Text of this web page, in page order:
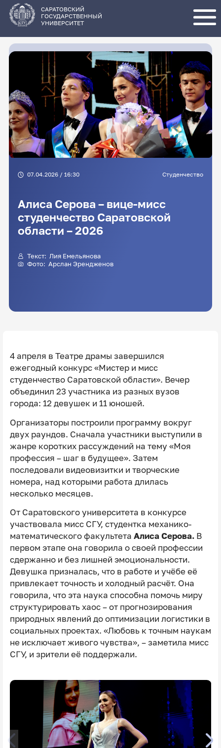
основному
содержанию
САРАТОВСКИЙ
ГОСУДАРСТВЕННЫЙ
УНИВЕРСИТЕТ
07.04.2026 / 16:30 Студенчество
Алиса Серова – вице-мисс
студенчество Саратовской
области – 2026
Текст: Лия Емельянова
Фото: Арслан Эрендженов
4 апреля в Театре драмы завершился
ежегодный конкурс «Мистер и мисс
студенчество Саратовской области». Вечер
объединил 23 участника из разных вузов
города: 12 девушек и 11 юношей.
Организаторы построили программу вокруг
двух раундов. Сначала участники выступили в
жанре коротких рассуждений на тему «Моя
профессия – шаг в будущее». Затем
последовали видеовизитки и творческие
номера, над которыми работа длилась
несколько месяцев.
От Саратовского университета в конкурсе
участвовала мисс СГУ, студентка механико-
математического факультета Алиса Серова. В
первом этапе она говорила о своей профессии
сдержанно и без лишней эмоциональности.
Девушка призналась, что в работе и учёбе её
привлекает точность и холодный расчёт. Она
говорила, что эта наука способна помочь миру
структурировать хаос – от прогнозирования
природных явлений до оптимизации логистики в
социальных проектах. «Любовь к точным наукам
не исключает живого чувства», – заметила мисс
СГУ, и зрители её поддержали.